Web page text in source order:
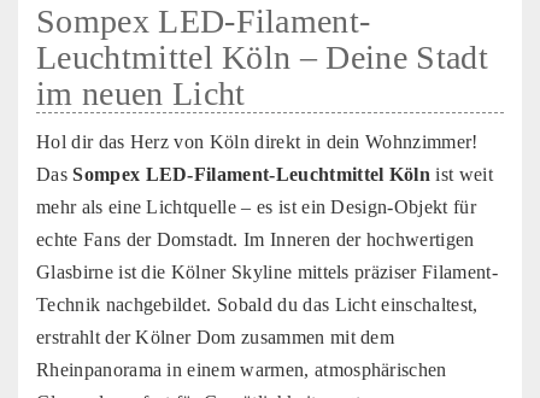
Sompex LED-Filament-
Leuchtmittel Köln – Deine Stadt
im neuen Licht
Hol dir das Herz von Köln direkt in dein Wohnzimmer!
DasSompex LED-Filament-Leuchtmittel Köln ist weit
mehr als eine Lichtquelle – es ist ein Design-Objekt für
echte Fans der Domstadt. Im Inneren der hochwertigen
Glasbirne ist die Kölner Skyline mittels präziser Filament-
Technik nachgebildet. Sobald du das Licht einschaltest,
erstrahlt der Kölner Dom zusammen mit dem
Rheinpanorama in einem warmen, atmosphärischen